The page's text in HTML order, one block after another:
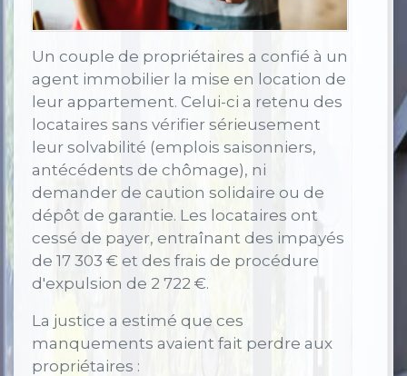
Un couple de propriétaires a confié à un
agent immobilier la mise en location de
leur appartement. Celui-ci a retenu des
locataires sans vérifier sérieusement
leur solvabilité (emplois saisonniers,
antécédents de chômage), ni
demander de caution solidaire ou de
dépôt de garantie. Les locataires ont
cessé de payer, entraînant des impayés
de 17 303 € et des frais de procédure
d'expulsion de 2 722 €.
La justice a estimé que ces
manquements avaient fait perdre aux
propriétaires :